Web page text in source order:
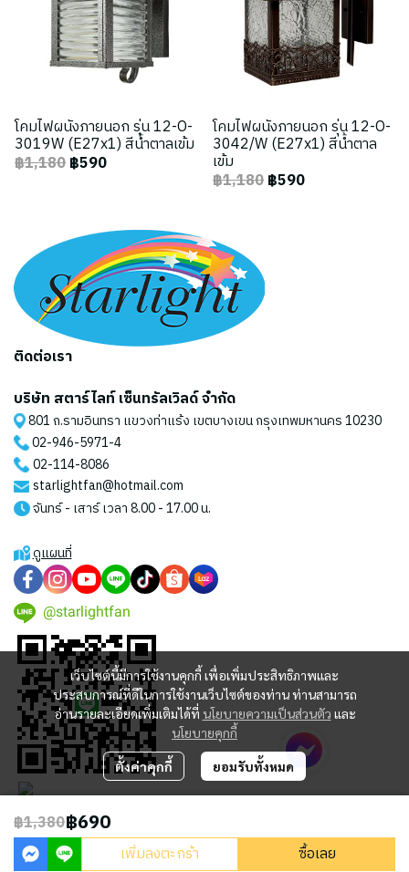
โคมไฟผนังภายนอก รุ่น 12-O-
3019W (E27x1) สีน้ำตาลเข้ม
฿1,180฿590
โคมไฟผนังภายนอก รุ่น 12-O-
3042/W (E27x1) สีน้ำตาล
เข้ม
฿1,180฿590
฿1,380฿690
เพิ่มลงตะกร้า ซื้อเลย
เว็บไซต์นี้มีการใช้งานคุกกี้ เพื่อเพิ่มประสิทธิภาพและ
ประสบการณ์ที่ดีในการใช้งานเว็บไซต์ของท่าน ท่านสามารถ
อ่านรายละเอียดเพิ่มเติมได้ที่ นโยบายความเป็นส่วนตัว และ
นโยบายคุกกี้
ตั้งค่าคุกกี้ ยอมรับทั้งหมด
ติดต่อเรา
บริษัท สตาร์ไลท์ เซ็นทรัลเวิลด์ จำกัด
801 ถ.รามอินทรา แขวงท่าแร้ง เขตบางเขน กรุงเทพมหานคร 10230
02-946-5971-4
02-114-8086
starlightfan@hotmail.com
จันทร์ - เสาร์ เวลา 8.00 - 17.00 น.
ดูแผนที่
@starlightfan
2023 © STARLIGHT CENTRAL WORLD CO., LTD